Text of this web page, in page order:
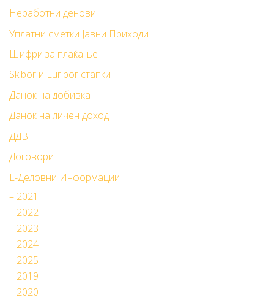
Неработни денови
Уплатни сметки Јавни Приходи
Шифри за плаќање
Skibor и Euribor стапки
Данок на добивка
Данок на личен доход
ДДВ
Договори
Е-Деловни Информации
– 2021
– 2022
– 2023
– 2024
– 2025
– 2019
– 2020